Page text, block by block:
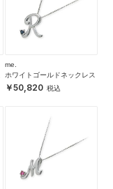
me.
ホワイトゴールドネックレス
50,820